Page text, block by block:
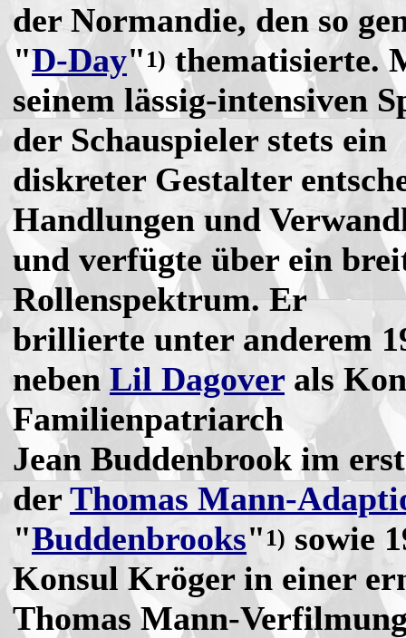
der Normandie, den so
"D-Day" 1) thematisierte.
seinem lässig-intensiven
der Schauspieler stets ein
diskreter Gestalter
Handlungen und
und verfügte über ein
Rollenspektrum. Er
brillierte unter anderem
neben Lil Dagover als
Familienpatriarch
Jean Buddenbrook im
der Thomas Mann-
"Buddenbrooks" 1) sowie
Konsul Kröger in einer
Thomas Mann-